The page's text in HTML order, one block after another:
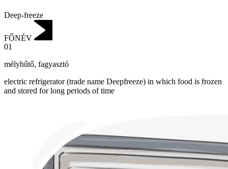
Deep-freeze
FŐNÉV
01
mélyhűtő, fagyasztó
electric refrigerator (trade name Deepfreeze) in which food is frozen
and stored for long periods of time